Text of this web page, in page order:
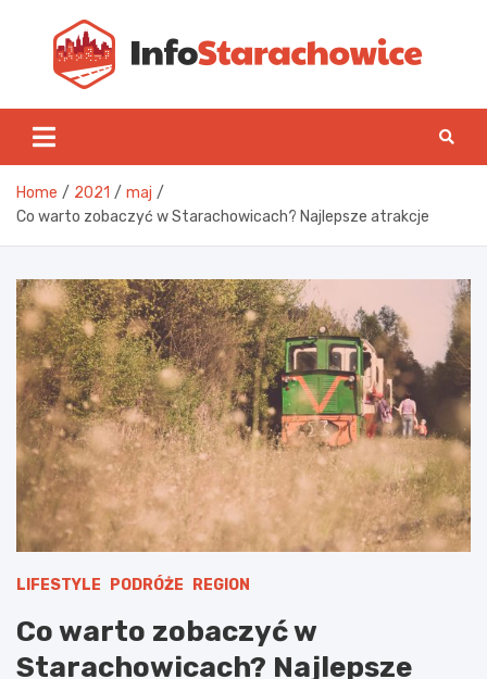
content
Home 2021
maj
Co warto zobaczyć w Starachowicach? Najlepsze atrakcje
LIFESTYLE PODRÓŻE REGION
Co warto zobaczyć w
Starachowicach? Najlepsze